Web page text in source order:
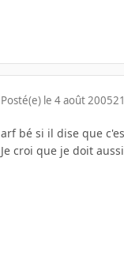
Posté(e) le 4 août 2005
arf bé si il dise que
Je croi que je doit